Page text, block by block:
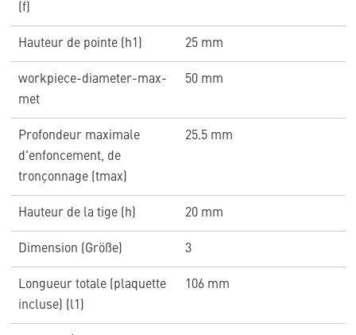
(f)
Hauteur de pointe (h1) 25 mm
workpiece-diameter-max-
met
50 mm
Profondeur maximale
d'enfoncement, de
tronçonnage (tmax)
25.5 mm
Hauteur de la tige (h) 20 mm
Dimension (Größe) 3
Longueur totale (plaquette
incluse) (l1)
106 mm